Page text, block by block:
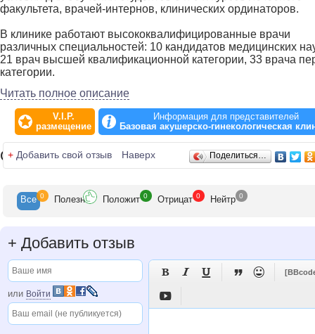
факультета, врачей-интернов, клинических ординаторов.
В клинике работают высококвалифицированные врачи
различных специальностей: 10 кандидатов медицинских
21 врач высшей квалификационной категории, 33 врача
категории.
В клинике существует программа "Психопрофилактическая
подготовка беременных к родам по системе Ламаз".
Читать полное описание
V.I.P.
размещение
Информация для представителей
Базовая акушерско-гинекологическая
Отзывы
+ Добавить свой отзыв Наверх Поделиться…
Все 0 Полезн Положит 0 Отрицат 0 Нейтр 0
+ Добавить отзыв
или Войти
   

